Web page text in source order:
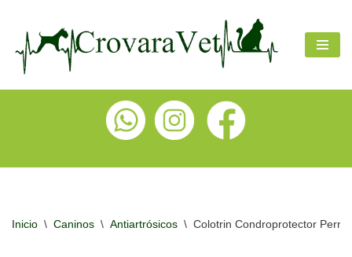
Inicio \ Caninos \ Antiartrósicos \ Colotrin Condroprotector